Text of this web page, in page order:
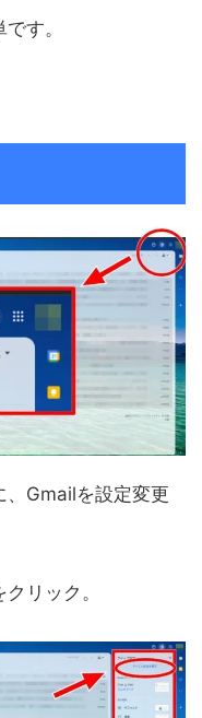
す。
、Gmailを設定変更
リック。